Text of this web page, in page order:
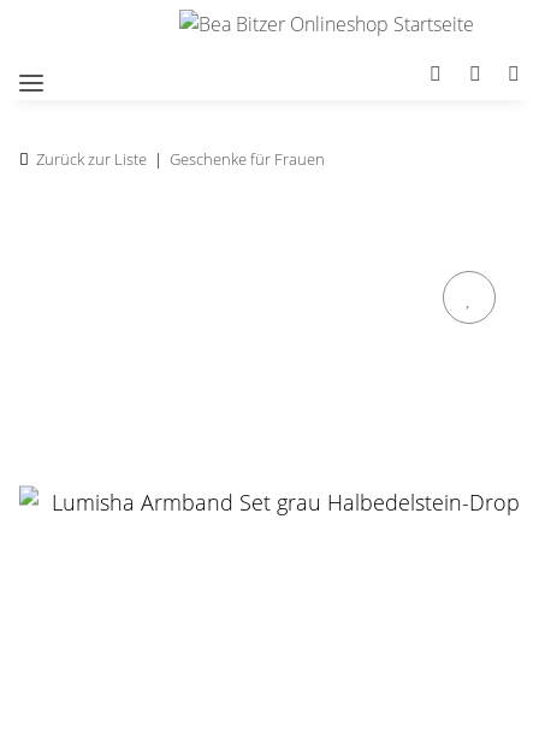
Zurück zur Liste Geschenke für Frauen